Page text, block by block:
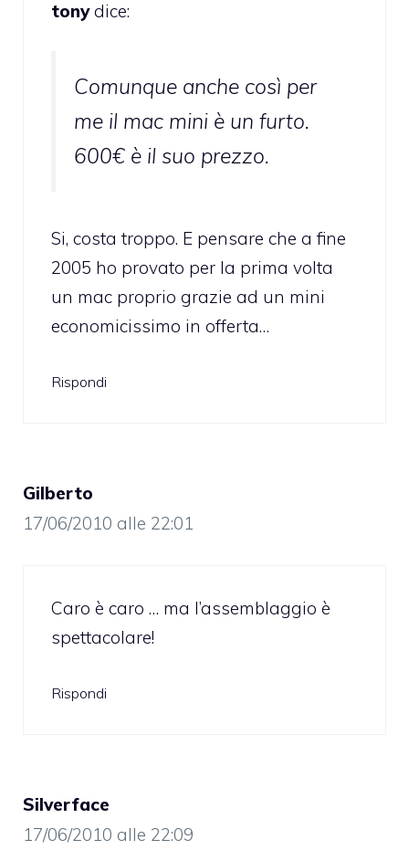
tonydice:
Comunque anche così per
me il mac mini è un furto.
600€ è il suo prezzo.
Si, costa troppo. E pensare che a fine
2005 ho provato per la prima volta
un mac proprio grazie ad un mini
economicissimo in offerta…
Rispondi
Gilberto
17/06/2010 alle 22:01
Caro è caro … ma l’assemblaggio è
spettacolare!
Rispondi
Silverface
17/06/2010 alle 22:09